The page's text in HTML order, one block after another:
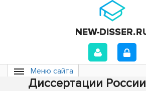
Меню сайта
Диссертации России